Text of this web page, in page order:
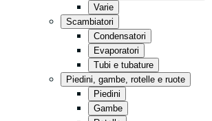
Tutto in nero
Fast Food
Varie
Scambiatori
Condensatori
Evaporatori
Tubi e tubature
Piedini, gambe, rotelle e ruote
Piedini
Gambe